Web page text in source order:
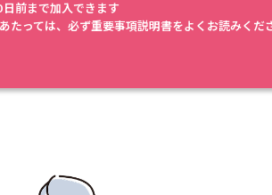
前まで加入できます
たっては、必ず重要事項説明書をよくお読みくだ